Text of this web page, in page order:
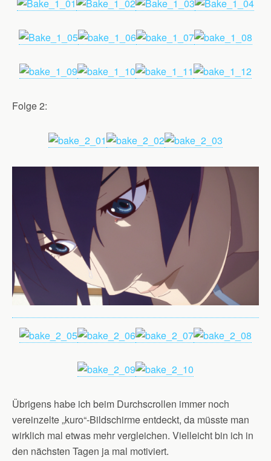
Folge 2:
Übrigens habe ich beim Durchscrollen immer noch
vereinzelte „kuro“-Bildschirme entdeckt, da müsste man
wirklich mal etwas mehr vergleichen. Vielleicht bin ich in
den nächsten Tagen ja mal motiviert.